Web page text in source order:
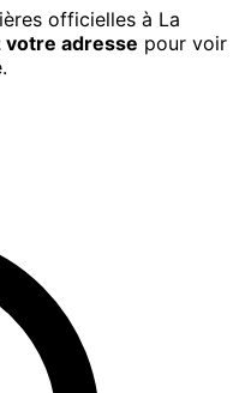
officielles à La
votre adresse pour voir